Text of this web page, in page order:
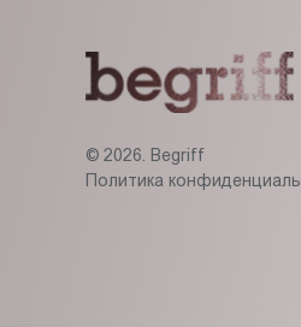
© 2026. Begriff
Политика